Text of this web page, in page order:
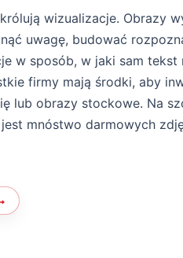
wizualizacje. Obrazy
uwagę, budować
w sposób, w jaki sam tekst
firmy mają środki, aby
lub obrazy stockowe. Na
mnóstwo darmowych